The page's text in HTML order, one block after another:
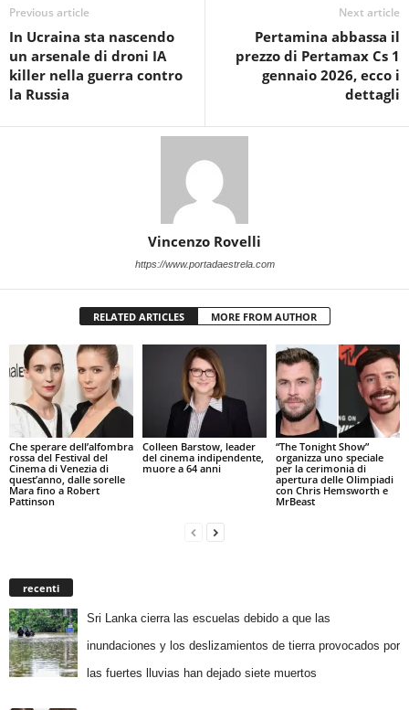
Previous article
In Ucraina sta nascendo
un arsenale di droni IA
killer nella guerra contro
la Russia
Next article
Pertamina abbassa il
prezzo di Pertamax Cs 1
gennaio 2026, ecco i
dettagli
Vincenzo Rovelli
https://www.portadaestrela.com
RELATED ARTICLES MORE FROM AUTHOR
Che sperare dell’alfombra
rossa del Festival del
Cinema di Venezia di
quest’anno, dalle sorelle
Mara fino a Robert
Pattinson
Colleen Barstow, leader
del cinema indipendente,
muore a 64 anni
“The Tonight Show”
organizza uno speciale
per la cerimonia di
apertura delle Olimpiadi
con Chris Hemsworth e
MrBeast
recenti
Sri Lanka cierra las escuelas debido a que las
inundaciones y los deslizamientos de tierra provocados por
las fuertes lluvias han dejado siete muertos